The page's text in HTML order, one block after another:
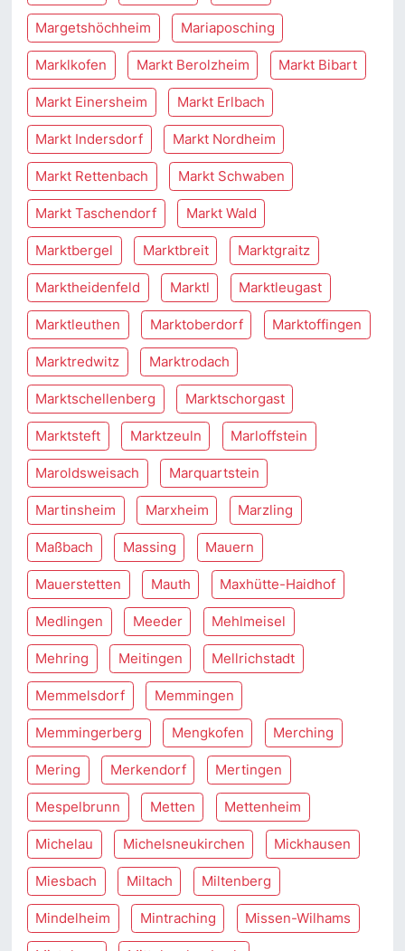
Margetshöchheim Mariaposching
Marklkofen Markt Berolzheim Markt Bibart
Markt Einersheim Markt Erlbach
Markt Indersdorf Markt Nordheim
Markt Rettenbach Markt Schwaben
Markt Taschendorf Markt Wald
Marktbergel Marktbreit Marktgraitz
Marktheidenfeld Marktl Marktleugast
Marktleuthen Marktoberdorf Marktoffingen
Marktredwitz Marktrodach
Marktschellenberg Marktschorgast
Marktsteft Marktzeuln Marloffstein
Maroldsweisach Marquartstein
Martinsheim Marxheim Marzling
Maßbach Massing Mauern
Mauerstetten Mauth Maxhütte-Haidhof
Medlingen Meeder Mehlmeisel
Mehring Meitingen Mellrichstadt
Memmelsdorf Memmingen
Memmingerberg Mengkofen Merching
Mering Merkendorf Mertingen
Mespelbrunn Metten Mettenheim
Michelau Michelsneukirchen Mickhausen
Miesbach Miltach Miltenberg
Mindelheim Mintraching Missen-Wilhams